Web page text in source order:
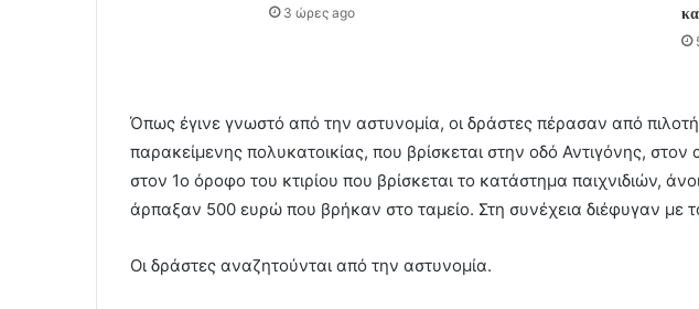
3 ώρες ago
Όπως έγινε γνωστό από την αστυνομία, οι δράστες πέρασαν από
παρακείμενης πολυκατοικίας, που βρίσκεται στην οδό Αντιγόνης,
στον 1ο όροφο του κτιρίου που βρίσκεται το κατάστημα παιχνιδιών,
άρπαξαν 500 ευρώ που βρήκαν στο ταμείο. Στη συνέχεια διέφυγαν με
Οι δράστες αναζητούνται από την αστυνομία.